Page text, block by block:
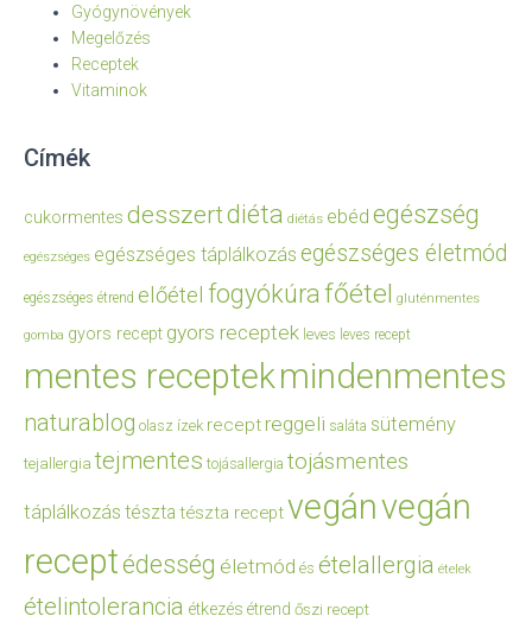
Gyógynövények
Megelőzés
Receptek
Vitaminok
Címék
cukormentes desszertdiéta diétás ebéd egészség
egészséges egészséges táplálkozás egészséges életmód
egészséges étrend előétel fogyókúrafőétel gluténmentes
gomba gyors recept gyors receptek leves leves recept
mentes receptekmindenmentes
naturablog olasz ízek recept reggeli saláta sütemény
tejallergia tejmentes tojásallergia tojásmentes
táplálkozás tészta tészta receptvegánvegán
receptédesség életmód és ételallergia ételek
ételintolerancia étkezés étrend őszi recept